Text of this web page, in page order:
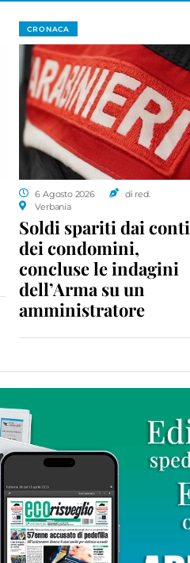
CRONACA
6 Agosto 2026
di red.
Verbania
Soldi spariti dai conti
dei condomini,
concluse le indagini
dell’Arma su un
amministratore